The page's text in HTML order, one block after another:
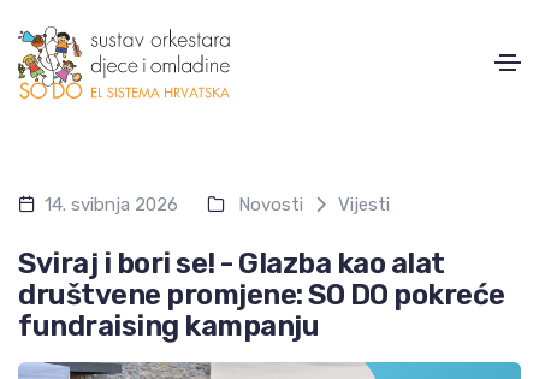
14. svibnja 2026 Novosti Vijesti
Sviraj i bori se! - Glazba kao alat
društvene promjene: SO DO pokreće
fundraising kampanju